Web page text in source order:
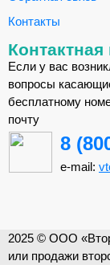
Контакты
Если у вас
вопросы
бесплатному
почту
8
e-mail:
2025 © ООО
или продажи